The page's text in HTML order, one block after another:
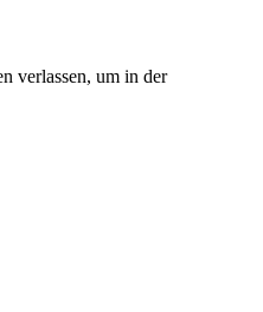
verlassen, um in der